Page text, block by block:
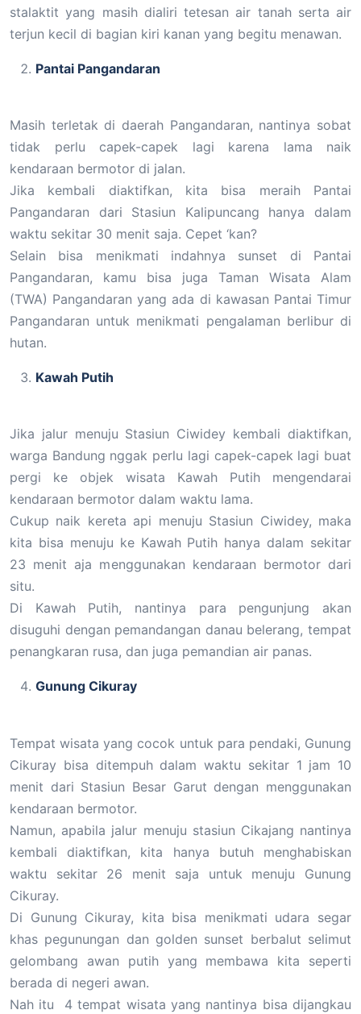
stalaktit yang masih dialiri tetesan air tanah serta air
terjun kecil di bagian kiri kanan yang begitu menawan.
Pantai Pangandaran
Masih terletak di daerah Pangandaran, nantinya sobat
tidak perlu capek-capek lagi karena lama naik
kendaraan bermotor di jalan.
Jika kembali diaktifkan, kita bisa meraih Pantai
Pangandaran dari Stasiun Kalipuncang hanya dalam
waktu sekitar 30 menit saja. Cepet ‘kan?
Selain bisa menikmati indahnya sunset di Pantai
Pangandaran, kamu bisa juga Taman Wisata Alam
(TWA) Pangandaran yang ada di kawasan Pantai Timur
Pangandaran untuk menikmati pengalaman berlibur di
hutan.
Kawah Putih
Jika jalur menuju Stasiun Ciwidey kembali diaktifkan,
warga Bandung nggak perlu lagi capek-capek lagi buat
pergi ke objek wisata Kawah Putih mengendarai
kendaraan bermotor dalam waktu lama.
Cukup naik kereta api menuju Stasiun Ciwidey, maka
kita bisa menuju ke Kawah Putih hanya dalam sekitar
23 menit aja menggunakan kendaraan bermotor dari
situ.
Di Kawah Putih, nantinya para pengunjung akan
disuguhi dengan pemandangan danau belerang, tempat
penangkaran rusa, dan juga pemandian air panas.
Gunung Cikuray
Tempat wisata yang cocok untuk para pendaki, Gunung
Cikuray bisa ditempuh dalam waktu sekitar 1 jam 10
menit dari Stasiun Besar Garut dengan menggunakan
kendaraan bermotor.
Namun, apabila jalur menuju stasiun Cikajang nantinya
kembali diaktifkan, kita hanya butuh menghabiskan
waktu sekitar 26 menit saja untuk menuju Gunung
Cikuray.
Di Gunung Cikuray, kita bisa menikmati udara segar
khas pegunungan dan golden sunset berbalut selimut
gelombang awan putih yang membawa kita seperti
berada di negeri awan.
Nah itu 4 tempat wisata yang nantinya bisa dijangkau